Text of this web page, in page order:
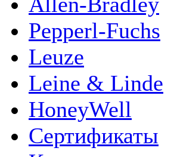
Pepperl-Fuchs
Leuze
Leine & Linde
HoneyWell
Сертификаты